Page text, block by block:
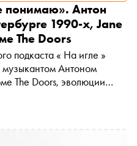
понимаю». Антон
1990-х, Jane
The Doors
подкаста « На игле »
музыкантом Антоном
The Doors, эволюции